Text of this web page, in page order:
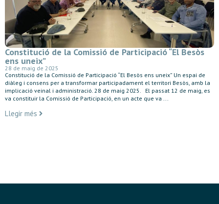
Constitució de la Comissió de Participació “El Besòs
ens uneix”
28 de maig de 2025
Constitució de la Comissió de Participació “El Besòs ens uneix” Un espai de
diàleg i consens per a transformar participadament el territori Besòs, amb la
implicació veinal i administració. 28 de maig 2025. El passat 12 de maig, es
va constituir la Comissió de Participació, en un acte que va ...
Llegir més